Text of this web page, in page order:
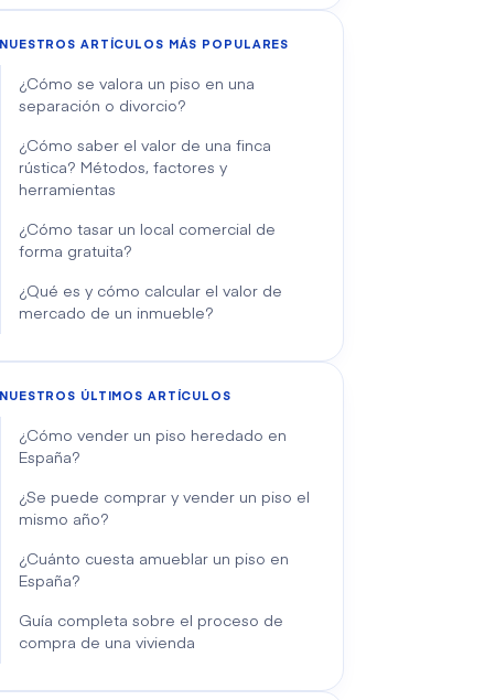
NUESTROS ARTÍCULOS MÁS POPULARES
¿Cómo se valora un piso en una
separación o divorcio?
¿Cómo saber el valor de una finca
rústica? Métodos, factores y
herramientas
¿Cómo tasar un local comercial de
forma gratuita?
¿Qué es y cómo calcular el valor de
mercado de un inmueble?
NUESTROS ÚLTIMOS ARTÍCULOS
¿Cómo vender un piso heredado en
España?
¿Se puede comprar y vender un piso el
mismo año?
¿Cuánto cuesta amueblar un piso en
España?
Guía completa sobre el proceso de
compra de una vivienda